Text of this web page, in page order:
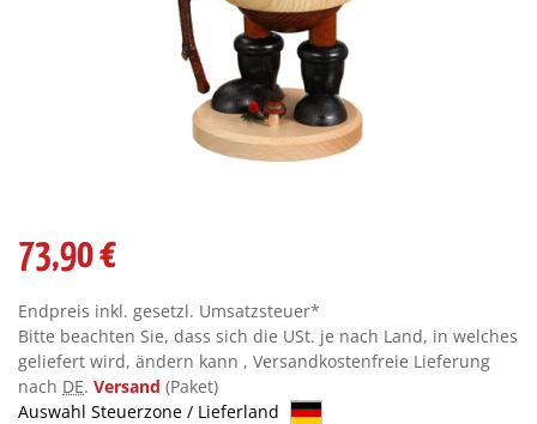
73,90 €
Endpreis inkl. gesetzl. Umsatzsteuer*
Bitte beachten Sie, dass sich die USt. je nach Land, in welches
geliefert wird, ändern kann , Versandkostenfreie Lieferung
nach DE. Versand (Paket)
Auswahl Steuerzone / Lieferland